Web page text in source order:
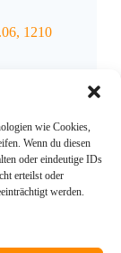
wie Cookies,
Wenn du diesen
oder eindeutige IDs
erteilst oder
werden.
1210